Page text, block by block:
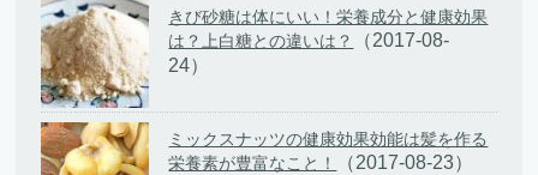
きび砂糖は体にいい！栄養成分と健康効果
は？上白糖との違いは？
（2017-08-
24）
ミックスナッツの健康効果効能は髪を作る
栄養素が豊富なこと！
（2017-08-23）